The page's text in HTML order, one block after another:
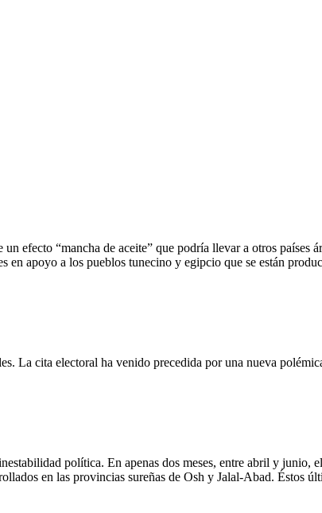
efecto “mancha de aceite” que podría llevar a otros países
apoyo a los pueblos tunecino y egipcio que se están
La cita electoral ha venido precedida por una nueva
política. En apenas dos meses, entre abril y junio,
en las provincias sureñas de Osh y Jalal-Abad. Éstos